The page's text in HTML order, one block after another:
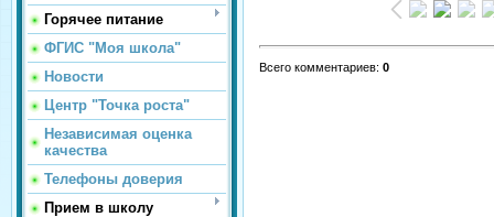
Горячее питание
ФГИС "Моя школа"
Новости
Центр "Точка роста"
Независимая оценка
качества
Телефоны доверия
Прием в школу
Всего комментариев: 0